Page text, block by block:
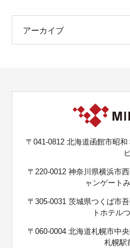
アーカイブ
〒041-0812 北海道函館市昭
〒220-0012 神奈川県横浜市
ャンゲート
〒305-0031 茨城県つくば市
トホテル
〒060-0004 北海道札幌市中
札幌駅